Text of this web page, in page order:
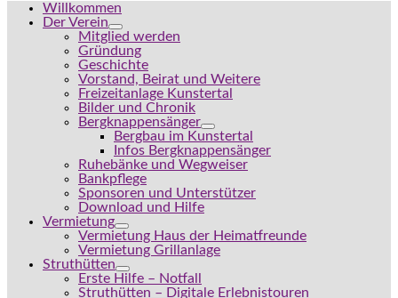
Willkommen
Der Verein
Mitglied werden
Gründung
Geschichte
Vorstand, Beirat und Weitere
Freizeitanlage Kunstertal
Bilder und Chronik
Bergknappensänger
Bergbau im Kunstertal
Infos Bergknappensänger
Ruhebänke und Wegweiser
Bankpflege
Sponsoren und Unterstützer
Download und Hilfe
Vermietung
Vermietung Haus der Heimatfreunde
Vermietung Grillanlage
Struthütten
Erste Hilfe – Notfall
Struthütten – Digitale Erlebnistouren